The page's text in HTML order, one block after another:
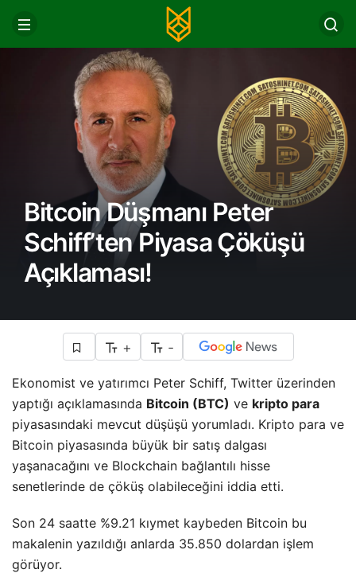
Bitcoin Düşmanı Peter
Schiff’ten Piyasa Çöküşü
Açıklaması!
+ -
Ekonomist ve yatırımcı Peter Schiff, Twitter üzerinden
yaptığı açıklamasında Bitcoin (BTC) ve kripto para
piyasasındaki mevcut düşüşü yorumladı. Kripto para ve
Bitcoin piyasasında büyük bir satış dalgası
yaşanacağını ve Blockchain bağlantılı hisse
senetlerinde de çöküş olabileceğini iddia etti.
Son 24 saatte %9.21 kıymet kaybeden Bitcoin bu
makalenin yazıldığı anlarda 35.850 dolardan işlem
görüyor.